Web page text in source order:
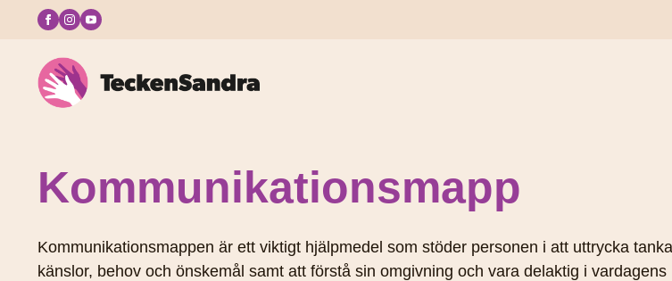
Kommunikationsmapp
Kommunikationsmappen är ett viktigt hjälpmedel som stöder personen i att uttrycka
känslor, behov och önskemål samt att förstå sin omgivning och vara delaktig i vardagens